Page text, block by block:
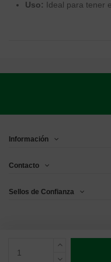
Uso: Ideal para tener
Información
Contacto
Sellos de Confianza